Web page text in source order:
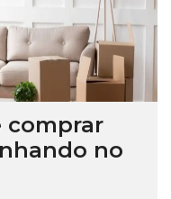
comprar
no